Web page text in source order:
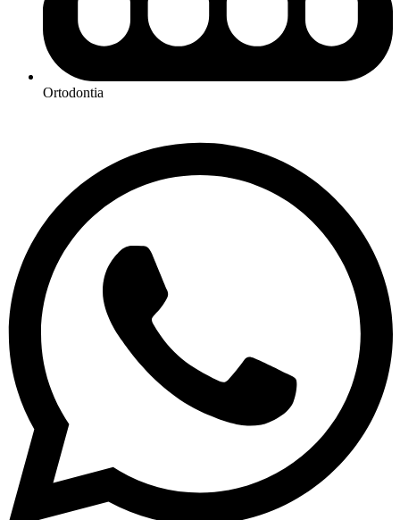
Ortodontia